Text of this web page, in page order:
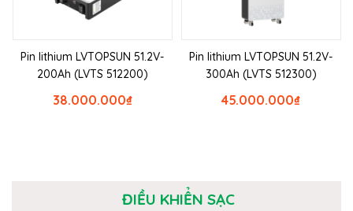
Pin lithium LVTOPSUN 51.2V-
200Ah (LVTS 512200)
₫
38.000.000
Pin lithium LVTOPSUN 51.2V-
300Ah (LVTS 512300)
₫
45.000.000
ĐIỀU KHIỂN SẠC